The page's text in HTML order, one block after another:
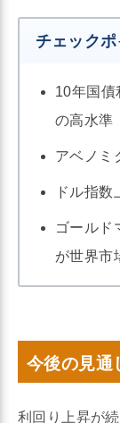
チェックポ
10年国債
の高水準
アベノミ
ドル指数
ゴールド
が世界市
今後の見通
利回り上昇が